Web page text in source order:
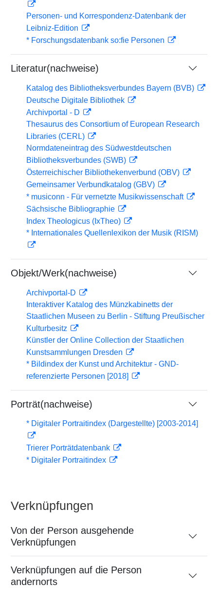
Personen- und Korrespondenz-Datenbank der
Leibniz-Edition
* Forschungsdatenbank so:fie Personen
Literatur(nachweise)
Katalog des Bibliotheksverbundes Bayern (BVB)
Deutsche Digitale Bibliothek
Archivportal - D
Thesaurus des Consortium of European Research
Libraries (CERL)
Normdateneintrag des Südwestdeutschen
Bibliotheksverbundes (SWB)
Österreichischer Bibliothekenverbund (OBV)
Gemeinsamer Verbundkatalog (GBV)
* musiconn - Für vernetzte Musikwissenschaft
Sächsische Bibliographie
Index Theologicus (IxTheo)
* Internationales Quellenlexikon der Musik (RISM)
Objekt/Werk(nachweise)
Archivportal-D
Interaktiver Katalog des Münzkabinetts der
Staatlichen Museen zu Berlin - Stiftung Preußischer
Kulturbesitz
Künstler der Online Collection der Staatlichen
Kunstsammlungen Dresden
* Bildindex der Kunst und Architektur - GND-
referenzierte Personen [2018]
Porträt(nachweise)
* Digitaler Portraitindex (Dargestellte) [2003-2014]
Trierer Porträtdatenbank
* Digitaler Portraitindex
Verknüpfungen
Von der Person ausgehende
Verknüpfungen
Verknüpfungen auf die Person
andernorts